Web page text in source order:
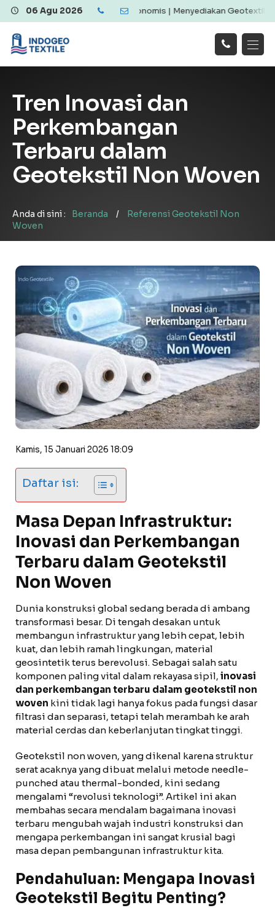
06 Agu 2026
Berkualitas dan Ekonomis | Menyediakan Geotextile Woven &
Tentang Kami
Galeri
Layanan
Hubungi
Tren Inovasi dan
Perkembangan
Terbaru dalam
Geotekstil Non Woven
Anda di sini : Beranda /
Referensi Geotekstil Non
Woven
Kamis, 15 Januari 2026 18:09
Daftar isi:
Masa Depan Infrastruktur:
Inovasi dan Perkembangan
Terbaru dalam Geotekstil
Non Woven
Dunia konstruksi global sedang berada di ambang
transformasi besar. Di tengah desakan untuk
membangun infrastruktur yang lebih cepat, lebih
kuat, dan lebih ramah lingkungan, material
geosintetik terus berevolusi. Sebagai salah satu
komponen paling vital dalam rekayasa sipil, inovasi
dan perkembangan terbaru dalam geotekstil non
woven kini tidak lagi hanya fokus pada fungsi dasar
filtrasi dan separasi, tetapi telah merambah ke arah
material cerdas dan keberlanjutan tingkat tinggi.
Geotekstil non woven, yang dikenal karena struktur
serat acaknya yang dibuat melalui metode needle-
punched atau thermal-bonded, kini sedang
mengalami “revolusi teknologi”. Artikel ini akan
membahas secara mendalam bagaimana inovasi
terbaru mengubah wajah industri konstruksi dan
mengapa perkembangan ini sangat krusial bagi
masa depan pembangunan infrastruktur kita.
Pendahuluan: Mengapa Inovasi
Geotekstil Begitu Penting?